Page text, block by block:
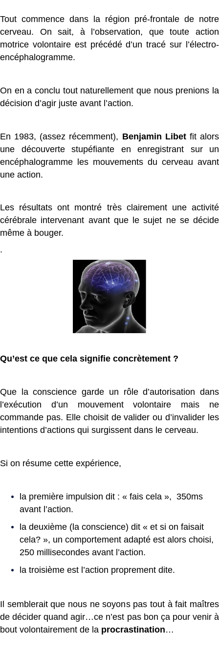
Tout commence dans la région pré-frontale de notre
cerveau. On sait, à l’observation, que toute action
motrice volontaire est précédé d’un tracé sur l’électro-
encéphalogramme.
On en a conclu tout naturellement que nous prenions la
décision d’agir juste avant l’action.
En 1983, (assez récemment), Benjamin Libetfit alors
une découverte stupéfiante en enregistrant sur un
encéphalogramme les mouvements du cerveau avant
une action.
Les résultats ont montré très clairement une activité
cérébrale intervenant avant que le sujet ne se décide
même à bouger.
.
Qu’est ce que cela signifie concrètement ?
Que la conscience garde un rôle d’autorisation dans
l’exécution d’un mouvement volontaire mais ne
commande pas. Elle choisit de valider ou d’invalider les
intentions d’actions qui surgissent dans le cerveau.
Si on résume cette expérience,
la première impulsion dit : « fais cela », 350ms
avant l’action.
la deuxième (la conscience) dit « et si on faisait
cela? », un comportement adapté est alors choisi,
250 millisecondes avant l’action.
la troisième est l’action proprement dite.
Il semblerait que nous ne soyons pas tout à fait maîtres
de décider quand agir…ce n’est pas bon ça pour venir à
bout volontairement de la procrastination…